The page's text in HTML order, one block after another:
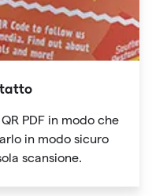
PDF in modo che
in modo sicuro
scansione.